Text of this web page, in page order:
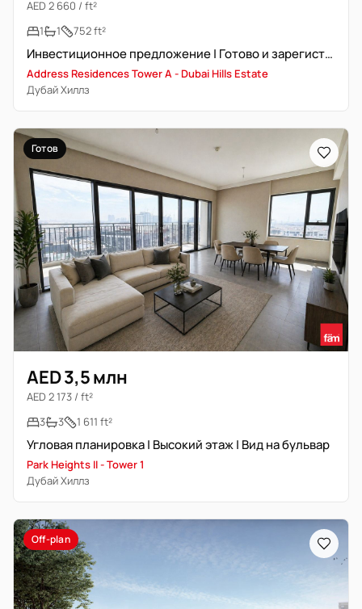
AED 2 660 / ft²
1
1 752 ft²
Инвестиционное предложение | Готово и зарегистрировано | Хороший ROI
Address Residences Tower A - Dubai Hills Estate
Дубай Хиллз
Готов
AED 3,5 млн
AED 2 173 / ft²
3
3 1 611 ft²
Угловая планировка | Высокий этаж | Вид на бульвар
Park Heights II - Tower 1
Дубай Хиллз
Off-plan